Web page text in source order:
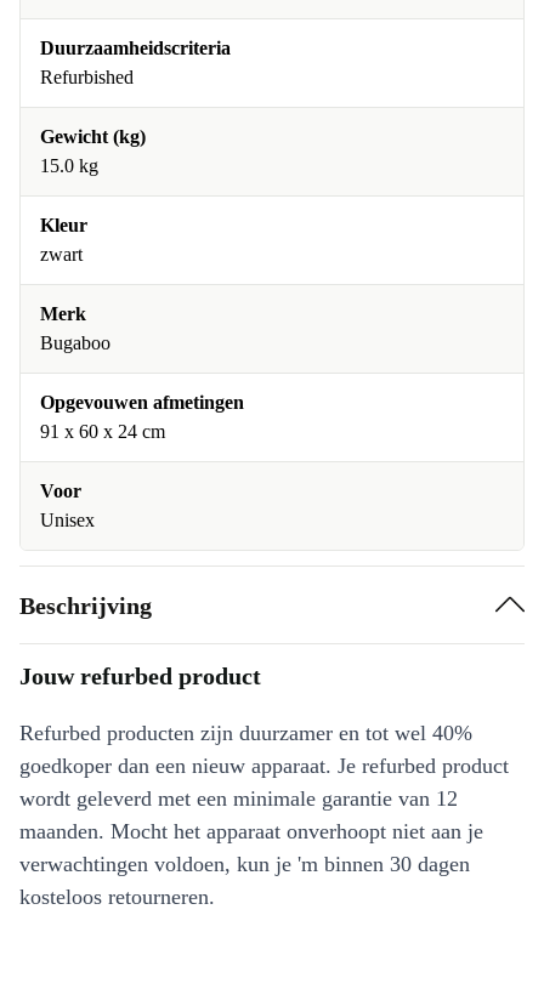
Duurzaamheidscriteria
Refurbished
Gewicht (kg)
15.0 kg
Kleur
zwart
Merk
Bugaboo
Opgevouwen afmetingen
91 x 60 x 24 cm
Voor
Unisex
Beschrijving
Jouw refurbed product
Refurbed producten zijn duurzamer en tot wel 40%
goedkoper dan een nieuw apparaat. Je refurbed product
wordt geleverd met een minimale garantie van 12
maanden. Mocht het apparaat onverhoopt niet aan je
verwachtingen voldoen, kun je 'm binnen 30 dagen
kosteloos retourneren.